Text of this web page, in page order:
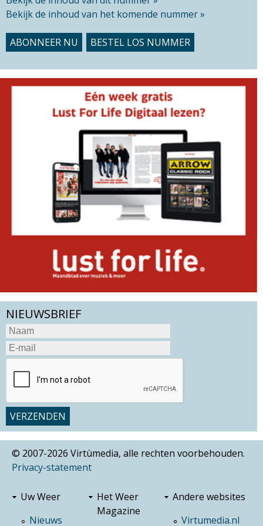
Bekijk de inhoud van het komende nummer »
ABONNEER NU BESTEL LOS NUMMER
NIEUWSBRIEF
© 2007-2026 Virtùmedia, alle rechten voorbehouden.
Privacy-statement
Uw Weer
Nieuws
Het Weer
Magazine
Andere websites
Virtumedia.nl